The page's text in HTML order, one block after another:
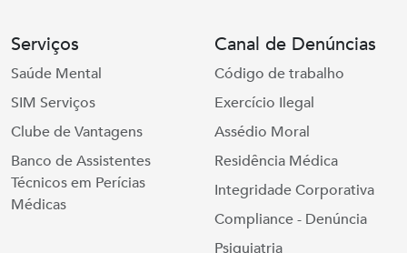
Serviços
Saúde Mental
SIM Serviços
Clube de Vantagens
Banco de Assistentes
Técnicos em Perícias
Médicas
Canal de Denúncias
Código de trabalho
Exercício Ilegal
Assédio Moral
Residência Médica
Integridade Corporativa
Compliance - Denúncia
Psiquiatria